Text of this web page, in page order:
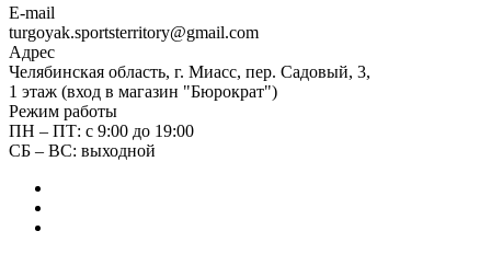
E-mail
turgoyak.sportsterritory@gmail.com
Адрес
Челябинская область, г. Миасс, пер. Садовый, 3,
1 этаж (вход в магазин "Бюрократ")
Режим работы
ПН – ПТ: с 9:00 до 19:00
СБ – ВС: выходной